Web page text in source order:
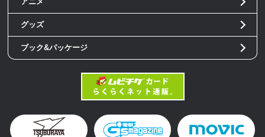
グッズ
ブック&パッケージ